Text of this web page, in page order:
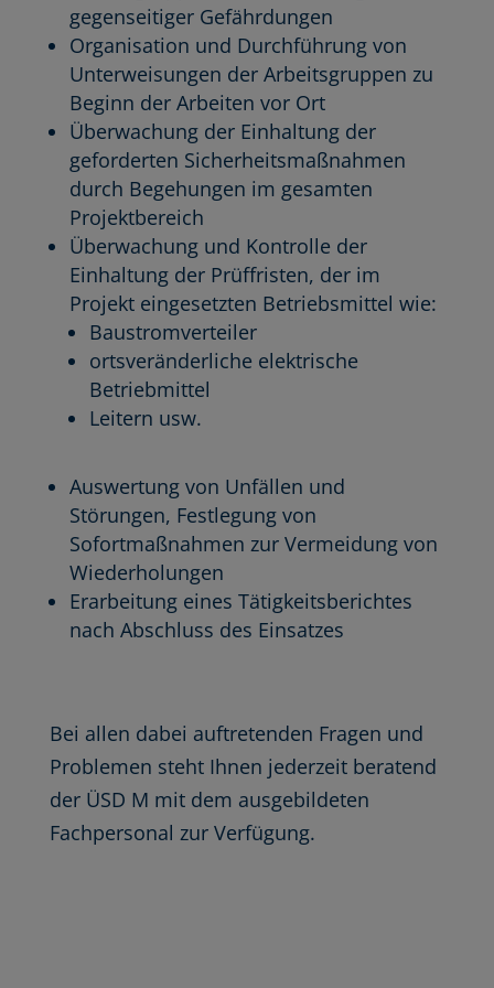
gegenseitiger Gefährdungen
Organisation und Durchführung von
Unterweisungen der Arbeitsgruppen zu
Beginn der Arbeiten vor Ort
Überwachung der Einhaltung der
geforderten Sicherheitsmaßnahmen
durch Begehungen im gesamten
Projektbereich
Überwachung und Kontrolle der
Einhaltung der Prüffristen, der im
Projekt eingesetzten Betriebsmittel wie:
Baustromverteiler
ortsveränderliche elektrische
Betriebmittel
Leitern usw.
Auswertung von Unfällen und
Störungen, Festlegung von
Sofortmaßnahmen zur Vermeidung von
Wiederholungen
Erarbeitung eines Tätigkeitsberichtes
nach Abschluss des Einsatzes
Bei allen dabei auftretenden Fragen und
Problemen steht Ihnen jederzeit beratend
der ÜSD M mit dem ausgebildeten
Fachpersonal zur Verfügung.